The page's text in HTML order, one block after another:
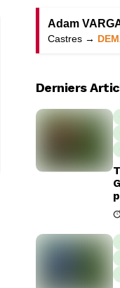
Adam
Castres →
Derniers